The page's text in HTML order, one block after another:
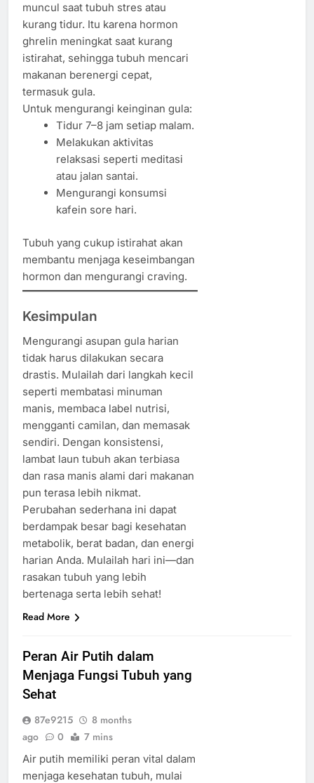
muncul saat tubuh stres atau
kurang tidur. Itu karena hormon
ghrelin meningkat saat kurang
istirahat, sehingga tubuh mencari
makanan berenergi cepat,
termasuk gula.
Untuk mengurangi keinginan gula:
Tidur 7–8 jam setiap malam.
Melakukan aktivitas
relaksasi seperti meditasi
atau jalan santai.
Mengurangi konsumsi
kafein sore hari.
Tubuh yang cukup istirahat akan
membantu menjaga keseimbangan
hormon dan mengurangi craving.
Kesimpulan
Mengurangi asupan gula harian
tidak harus dilakukan secara
drastis. Mulailah dari langkah kecil
seperti membatasi minuman
manis, membaca label nutrisi,
mengganti camilan, dan memasak
sendiri. Dengan konsistensi,
lambat laun tubuh akan terbiasa
dan rasa manis alami dari makanan
pun terasa lebih nikmat.
Perubahan sederhana ini dapat
berdampak besar bagi kesehatan
metabolik, berat badan, dan energi
harian Anda. Mulailah hari ini—dan
rasakan tubuh yang lebih
bertenaga serta lebih sehat!
Read More
Peran Air Putih dalam
Menjaga Fungsi Tubuh yang
Sehat
87e9215
8 months
ago
0 7 mins
Air putih memiliki peran vital dalam
menjaga kesehatan tubuh, mulai